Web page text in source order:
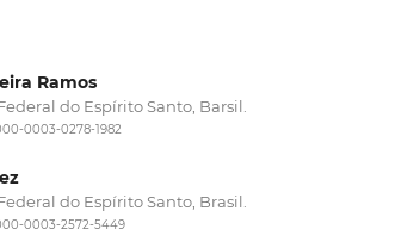
Ramos
do Espírito Santo, Barsil.
0003-0278-1982
do Espírito Santo, Brasil.
0003-2572-5449